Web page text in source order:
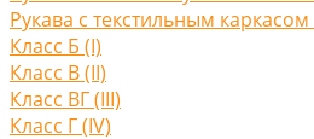
Рукава с текстильным
Класс Б (I)
Класс В (II)
Класс ВГ (III)
Класс Г (IV)